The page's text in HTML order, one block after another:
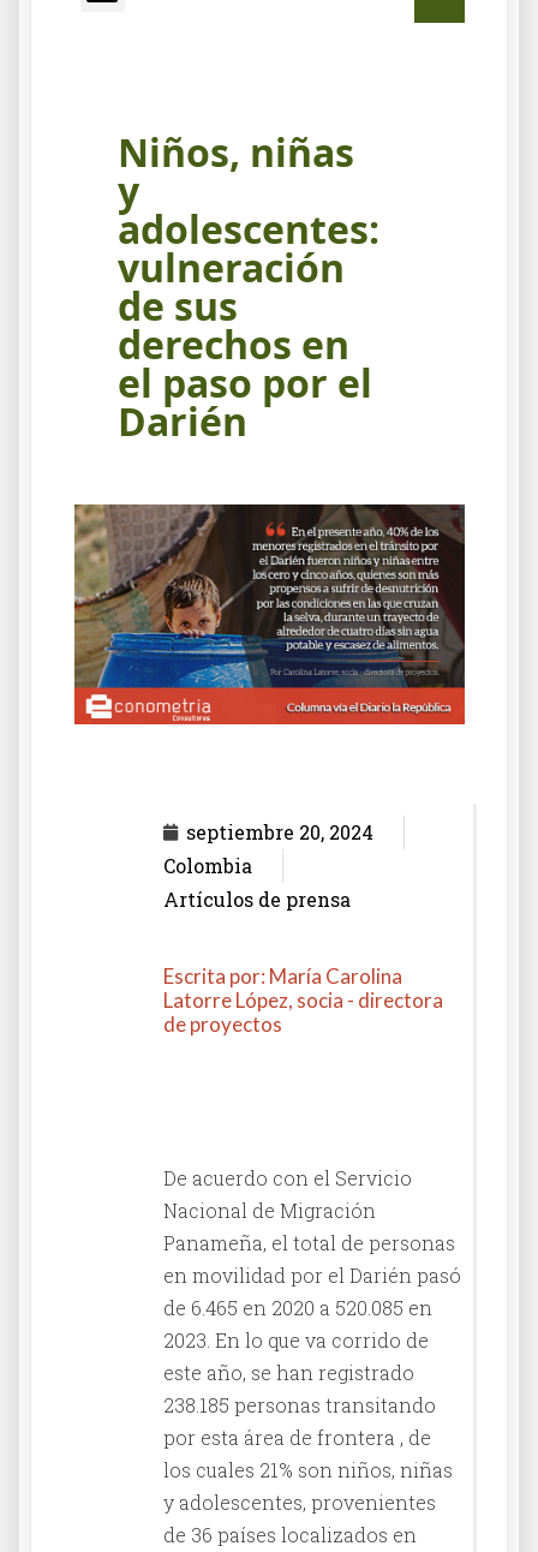
Niños, niñas
y
adolescentes:
vulneración
de sus
derechos en
el paso por el
Darién
septiembre 20, 2024
Colombia
Artículos de prensa
Escrita por: María Carolina
Latorre López, socia - directora
de proyectos
De acuerdo con el Servicio
Nacional de Migración
Panameña, el total de personas
en movilidad por el Darién pasó
de 6.465 en 2020 a 520.085 en
2023. En lo que va corrido de
este año, se han registrado
238.185 personas transitando
por esta área de frontera , de
los cuales 21% son niños, niñas
y adolescentes, provenientes
de 36 países localizados en